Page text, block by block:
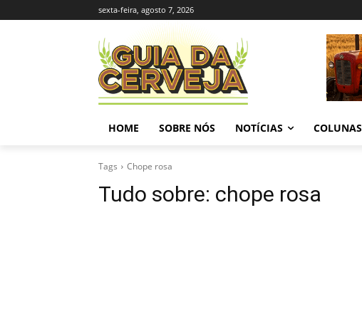
sexta-feira, agosto 7, 2026
HOME SOBRE NÓS NOTÍCIAS COLUNAS
Tags Chope rosa
Tudo sobre: chope rosa